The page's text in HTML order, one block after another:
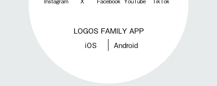
LOGOS FAMILY APP
iOS Android